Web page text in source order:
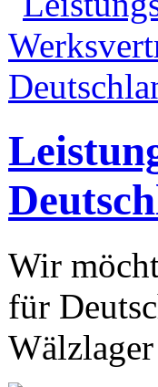
Wir
für